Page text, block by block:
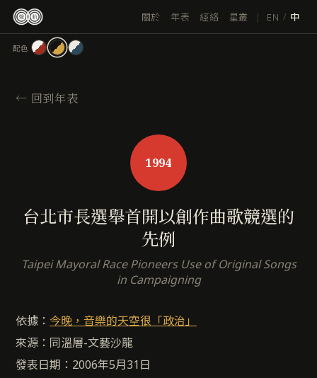
關於 年表 經絡 星叢 | EN / 中
配色
← 回到年表
1994
台北市長選舉首開以創作曲歌競選的
先例
Taipei Mayoral Race Pioneers Use of Original Songs
in Campaigning
依據： 今晚，音樂的天空很「政治」
來源：同溫層-文藝沙龍
發表日期：2006年5月31日